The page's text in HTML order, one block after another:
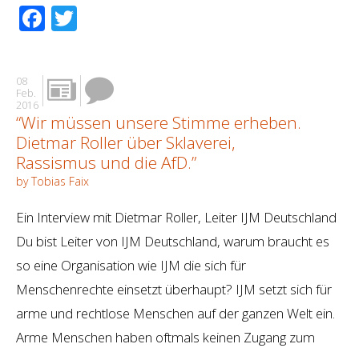
Facebook
08
Feb.
2016
“Wir müssen unsere Stimme erheben.
Dietmar Roller über Sklaverei,
Rassismus und die AfD.”
by Tobias Faix
Ein Interview mit Dietmar Roller, Leiter IJM Deutschland
Du bist Leiter von IJM Deutschland, warum braucht es
so eine Organisation wie IJM die sich für
Menschenrechte einsetzt überhaupt? IJM setzt sich für
arme und rechtlose Menschen auf der ganzen Welt ein.
Arme Menschen haben oftmals keinen Zugang zum